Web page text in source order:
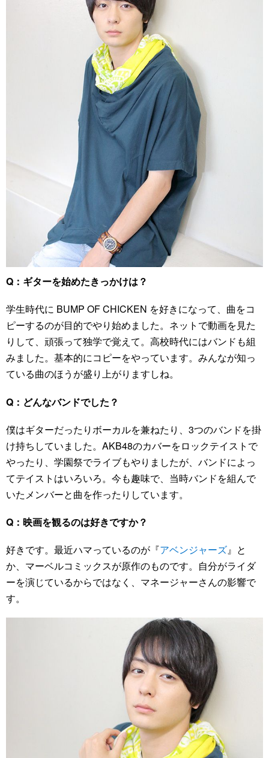
Q：ギターを始めたきっかけは？
学生時代に BUMP OF CHICKEN を好きになって、曲をコ
ピーするのが目的でやり始めました。ネットで動画を見た
りして、頑張って独学で覚えて。高校時代にはバンドも組
みました。基本的にコピーをやっています。みんなが知っ
ている曲のほうが盛り上がりますしね。
Q：どんなバンドでした？
僕はギターだったりボーカルを兼ねたり、3つのバンドを掛
け持ちしていました。AKB48のカバーをロックテイストで
やったり、学園祭でライブもやりましたが、バンドによっ
てテイストはいろいろ。今も趣味で、当時バンドを組んで
いたメンバーと曲を作ったりしています。
Q：映画を観るのは好きですか？
好きです。最近ハマっているのが『アベンジャーズ』と
か、マーベルコミックスが原作のものです。自分がライダ
ーを演じているからではなく、マネージャーさんの影響で
す。